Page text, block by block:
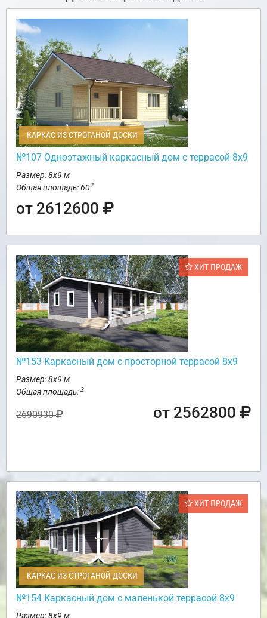
КАРКАС ИЗ СТРОГАНОЙ ДОСКИ
№107 Одноэтажный каркасный дом с террасой 8х9
Размер: 8х9 м
Общая площадь: 602
от 2612600
ХИТ ПРОДАЖ
№153 Каркасный дом с просторной террасой 8х9
Размер: 8х9 м
Общая площадь: 2
2690930 от 2562800
ХИТ ПРОДАЖ
КАРКАС ИЗ СТРОГАНОЙ ДОСКИ
№154 Каркасный дом с маленькой террасой 8х9
Размер: 8х9 м